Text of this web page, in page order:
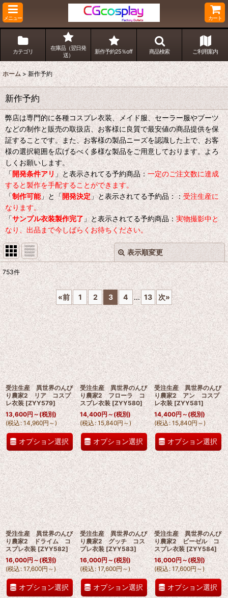
メニュー カート
カテゴリ
在庫品（翌日発
送）
新作予約25％off 商品検索 ご利用案内
ホーム > 新作予約
新作予約
弊店は専門的に各種コスプレ衣装、メイド服、セーラー服やブーツ
などの制作と販売の取扱店、お客様に良質で最安値の商品提供を保
証することです。また、お客様の製品ニーズを認識した上で、お客
様の選択範囲を広げるべく多様な製品をご用意しております。よろ
しくお願いします。
「開発条件アリ」と表示されてる予約商品：一定のご注文数に達成
すると製作を手配することができます。
「制作可能」と「開発決定」と表示されてる予約品：：受注生産に
なります。
「サンプル衣装製作完了」と表示されてる予約商品：実物撮影中と
なり、出品まで今しばらくお待ちください。
表示順変更
サブカテゴリ:
表示数:
並び順:
絞り込む
閉じる
753件
«前 1 2 3 4 ... 13 次»
受注生産 異世界のんび
り農家2 リア コスプ
レ衣装 [ZYY579]
13,600円～(税別)
(税込: 14,960円～)
オプション選択
受注生産 異世界のんび
り農家2 フローラ コ
スプレ衣装 [ZYY580]
14,400円～(税別)
(税込: 15,840円～)
オプション選択
受注生産 異世界のんび
り農家2 アン コスプ
レ衣装 [ZYY581]
14,400円～(税別)
(税込: 15,840円～)
オプション選択
受注生産 異世界のんび
り農家2 ドライム コ
スプレ衣装 [ZYY582]
16,000円～ (税別)
(税込: 17,600円～)
オプション選択
受注生産 異世界のんび
り農家2 グッチ コス
プレ衣装 [ZYY583]
16,000円～(税別)
(税込: 17,600円～)
オプション選択
受注生産 異世界のんび
り農家2 ビーゼル コ
スプレ衣装 [ZYY584]
16,000円～(税別)
(税込: 17,600円～)
オプション選択